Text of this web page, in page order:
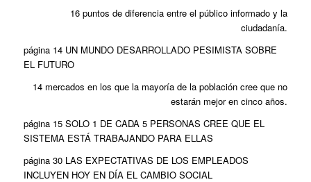
16 puntos de diferencia entre el público informado y la
ciudadanía.
página 14 UN MUNDO DESARROLLADO PESIMISTA SOBRE
EL FUTURO
14 mercados en los que la mayoría de la población cree que no
estarán mejor en cinco años.
página 15 SOLO 1 DE CADA 5 PERSONAS CREE QUE EL
SISTEMA ESTÁ TRABAJANDO PARA ELLAS
página 30 LAS EXPECTATIVAS DE LOS EMPLEADOS
INCLUYEN HOY EN DÍA EL CAMBIO SOCIAL